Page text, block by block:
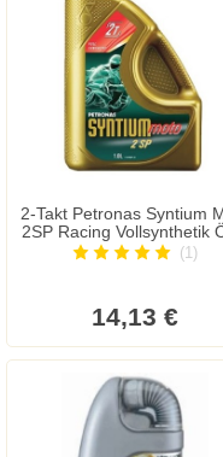
2-Takt Petronas Syntium
2SP Racing Vollsynthetik
(1)
14,13 €